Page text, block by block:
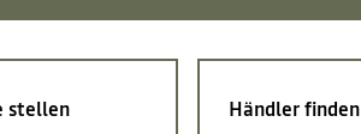
stellen Händler finden